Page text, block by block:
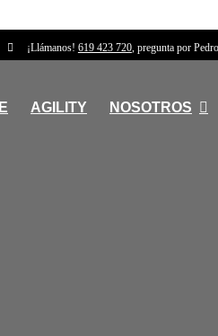
¡Llámanos! 619 423 720, pregunta por
AGILITY NOSOTROS